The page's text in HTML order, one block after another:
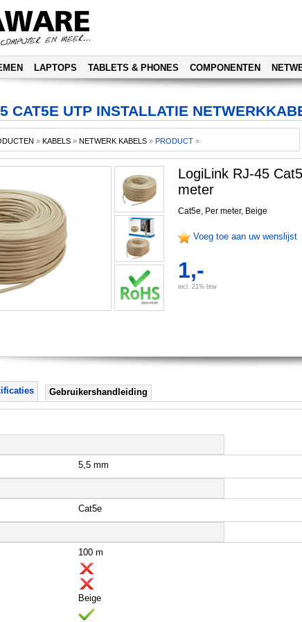
LAPTOPS TABLETS & PHONES COMPONENTEN
CAT5E UTP INSTALLATIE
» KABELS » NETWERK KABELS » PRODUCT »
LogiLink RJ-45
meter
Cat5e, Per meter, Beige
Voeg toe aan uw wenslijst
1,-
incl. 21% btw
Gebruikershandleiding
5,5 mm
Cat5e
100 m
Beige